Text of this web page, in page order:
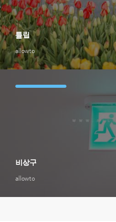
allowto
튤립
allowto
비상구